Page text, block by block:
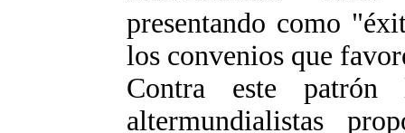
presentando como
los convenios que
Contra este patrón
altermundialistas